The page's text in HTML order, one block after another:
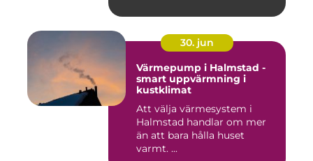
30. jun
Värmepump i Halmstad -
smart uppvärmning i
kustklimat
Att välja värmesystem i
Halmstad handlar om mer
än att bara hålla huset
varmt. ...